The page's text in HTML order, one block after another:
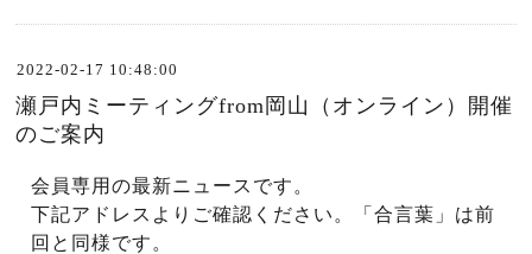
2022-02-17 10:48:00
瀬戸内ミーティングfrom岡山（オンライン）開催
のご案内
会員専用の最新ニュースです。
下記アドレスよりご確認ください。「合言葉」は前
回と同様です。